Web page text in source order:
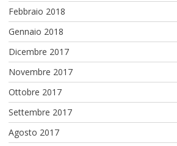
Febbraio 2018
Gennaio 2018
Dicembre 2017
Novembre 2017
Ottobre 2017
Settembre 2017
Agosto 2017